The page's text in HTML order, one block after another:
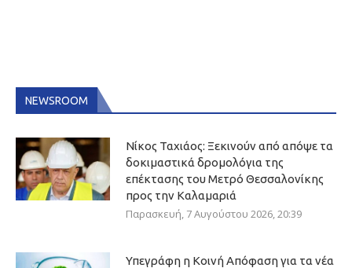
NEWSROOM
Νίκος Ταχιάος: Ξεκινούν από απόψε τα
δοκιμαστικά δρομολόγια της
επέκτασης του Μετρό Θεσσαλονίκης
προς την Καλαμαριά
Παρασκευή, 7 Αυγούστου 2026, 20:39
Υπεγράφη η Κοινή Απόφαση για τα νέα